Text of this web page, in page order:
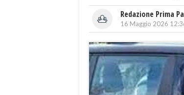
Redazione Prima
16 Maggio 2026